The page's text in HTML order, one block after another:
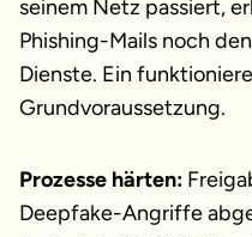
seinem Netz passiert,
Phishing-Mails noch
Dienste. Ein
Grundvoraussetzung.
Prozesse härten:
Deepfake-Angriffe